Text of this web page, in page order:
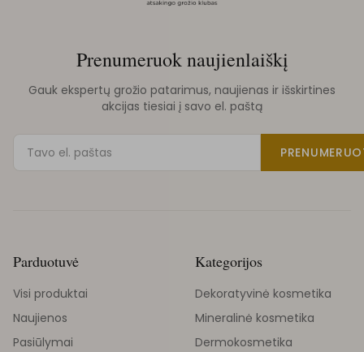
Prenumeruok naujienlaiškį
Gauk ekspertų grožio patarimus, naujienas ir išskirtines
akcijas tiesiai į savo el. paštą
Parduotuvė
Visi produktai
Naujienos
Pasiūlymai
Kategorijos
Dekoratyvinė kosmetika
Mineralinė kosmetika
Dermokosmetika